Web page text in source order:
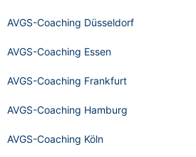
AVGS-Coaching Düsseldorf
AVGS-Coaching Essen
AVGS-Coaching Frankfurt
AVGS-Coaching Hamburg
AVGS-Coaching Köln